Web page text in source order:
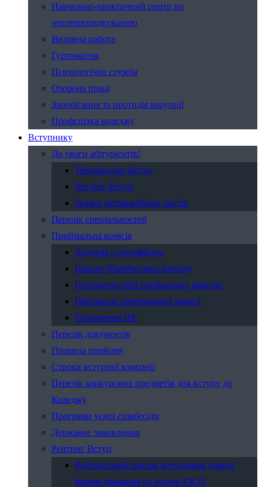
Навчально-практичний центр по
землевпорядкуванню
Виховна робота
Гуртожиток
Психологічна служба
Охорона праці
Запобігання та протидія корупції
Профспілка коледжу
Вступнику
До уваги абітурієнтів!
Telegram-чат-Вступ
Чат-бот. Вступ
Зразки мотиваційних листів
Перелік спеціальностей
Приймальна комісія
Ліцензія і сертифікати
Накази (Приймальна комісія)
Положення про приймальну комісію
Протоколи приймальної комісії
Положення ПК
Перелік документів
Правила прийому
Строки вступної компанії
Перелік конкурсних предметів для вступу до
Коледжу
Програми усної співбесіди
Державне замовлення
Рейтинг Вступ
Рейтинговий список вступників денної
форми навчання на основі БЗСО